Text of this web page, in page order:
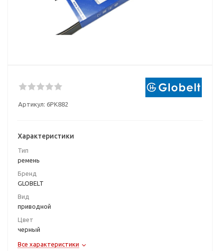
Артикул: 6PK882
Характеристики
Тип
ремень
Бренд
GLOBELT
Вид
приводной
Цвет
черный
Все характеристики